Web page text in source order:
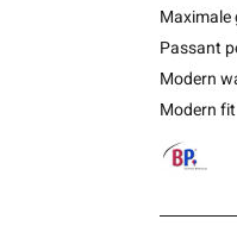
Maximale
Passant
Modern
Modern fit